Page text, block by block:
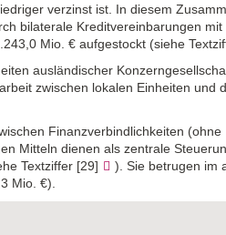
verzinst ist. In diesem
bilaterale Kreditvereinbarungen
Mio. € aufgestockt (siehe
ausländischer
zwischen lokalen Einheiten und
Finanzverbindlichkeiten (ohne
Mitteln dienen als zentrale
Textziffer [29]
). Sie betrugen im
Mio. €).